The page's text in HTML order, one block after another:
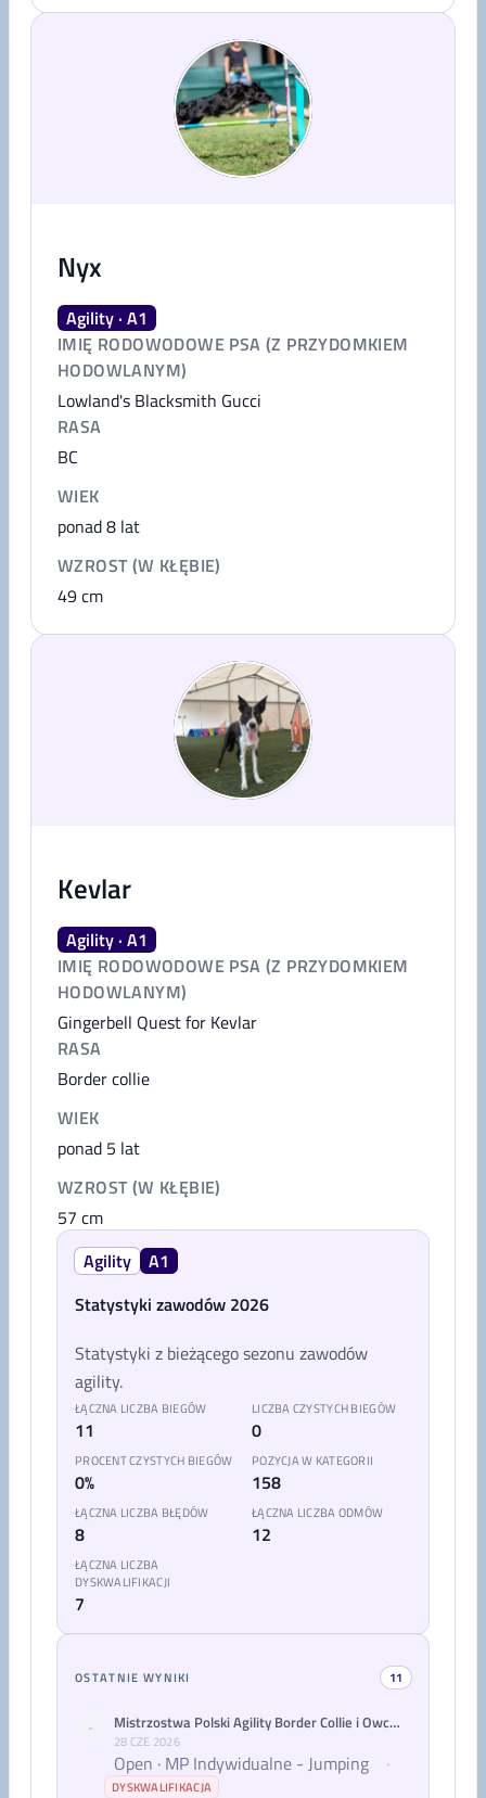
Nyx
Agility · A1
IMIĘ RODOWODOWE PSA (Z PRZYDOMKIEM
HODOWLANYM)
Lowland's Blacksmith Gucci
RASA
BC
WIEK
ponad 8 lat
WZROST (W KŁĘBIE)
49cm
Kevlar
Agility · A1
IMIĘ RODOWODOWE PSA (Z PRZYDOMKIEM
HODOWLANYM)
Gingerbell Quest for Kevlar
RASA
Border collie
WIEK
ponad 5 lat
WZROST (W KŁĘBIE)
57 cm
Agility
A1
Statystyki zawodów 2026
Statystyki z bieżącego sezonu zawodów
agility.
ŁĄCZNA LICZBA BIEGÓW
11
LICZBA CZYSTYCH BIEGÓW
0
PROCENT CZYSTYCH BIEGÓW
0%
POZYCJA W KATEGORII
158
ŁĄCZNA LICZBA BŁĘDÓW
8
ŁĄCZNA LICZBA ODMÓW
12
ŁĄCZNA LICZBA
DYSKWALIFIKACJI
7
OSTATNIE WYNIKI 11
- Mistrzostwa Polski Agility Border Collie i Owczarków Australijskich 2026
28 CZE 2026
Open · MP Indywidualne - Jumping ·
DYSKWALIFIKACJA